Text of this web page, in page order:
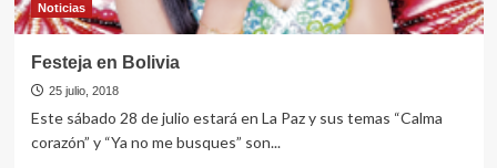
Noticias
Festeja en Bolivia
25 julio, 2018
Este sábado 28 de julio estará en La Paz y sus temas “Calma
corazón” y “Ya no me busques” son...